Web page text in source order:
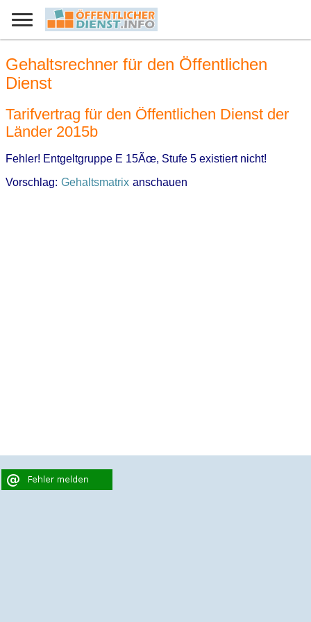
Gehaltsrechner für den Öffentlichen
Dienst
Tarifvertrag für den Öffentlichen Dienst der
Länder 2015b
Fehler! Entgeltgruppe E 15Ãœ, Stufe 5 existiert nicht!
Vorschlag: Gehaltsmatrix anschauen